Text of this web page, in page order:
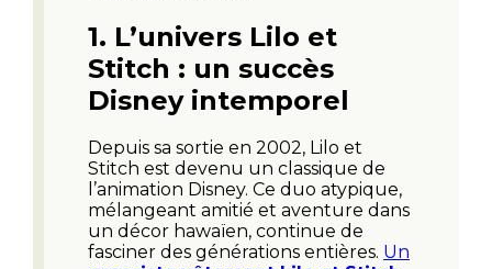
1. L’univers Lilo et
Stitch : un succès
Disney intemporel
Depuis sa sortie en 2002, Lilo et
Stitch est devenu un classique de
l’animation Disney. Ce duo atypique,
mélangeant amitié et aventure dans
un décor hawaïen, continue de
fasciner des générations entières. Un